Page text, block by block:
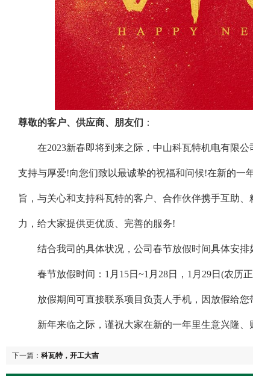
尊敬的客户、供应商、朋友们 ：
在2023新春即将到来之际，中山科瓦特机电有限公
支持与厚爱!向您们致以最诚挚的祝福和问候!在新的一
旨，与关心和支持科瓦特的客户、合作伙伴携手互助
力，给大家提供更优质、完善的服务!
结合我司的具体状况，公司春节放假时间具体安排
春节放假时间：1月15日~1月28日，1月29日(农历正
放假期间可直接联系项目负责人手机，因放假给您
新年来临之际，谨祝大家在新的一年里生意兴隆、
下一篇：科瓦特，开工大吉